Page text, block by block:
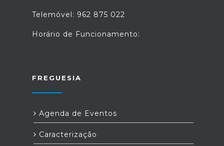
Telemóvel: 962 875 022
Horário de Funcionamento:
FREGUESIA
Agenda de Eventos
Caracterização